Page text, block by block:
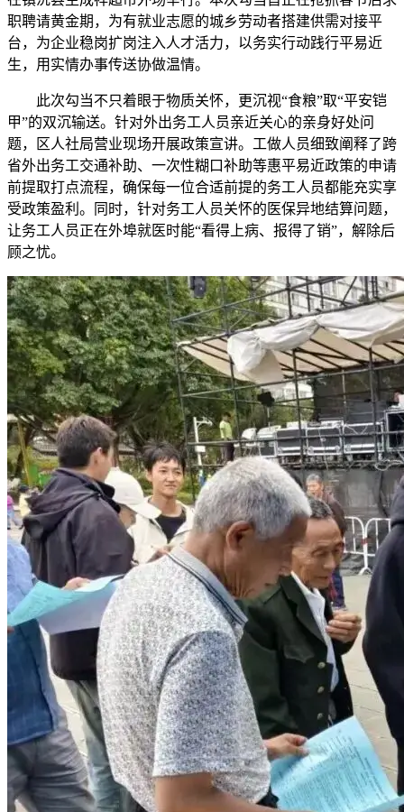
职聘请黄金期，为有就业志愿的城乡劳动者搭建供需对接平
台，为企业稳岗扩岗注入人才活力，以务实行动践行平易近
生，用实情办事传送协做温情。
此次勾当不只着眼于物质关怀，更沉视“食粮”取“平安铠
甲”的双沉输送。针对外出务工人员亲近关心的亲身好处问
题，区人社局营业现场开展政策宣讲。工做人员细致阐释了跨
省外出务工交通补助、一次性糊口补助等惠平易近政策的申请
前提取打点流程，确保每一位合适前提的务工人员都能充实享
受政策盈利。同时，针对务工人员关怀的医保异地结算问题，
让务工人员正在外埠就医时能“看得上病、报得了销”，解除后
顾之忧。